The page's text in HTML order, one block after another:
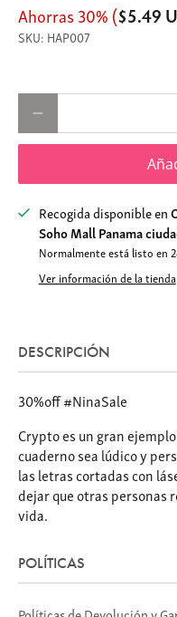
Ahorras 30% ($5.49
HAP007
Recogida disponible en
Soho Mall Panama
Normalmente está listo en
Ver información de la tienda
DESCRIPCIÓN
30%off #NinaSale
Crypto es un gran
cuaderno sea lúdico y
las letras cortadas con
dejar que otras personas
vida.
POLÍTICAS